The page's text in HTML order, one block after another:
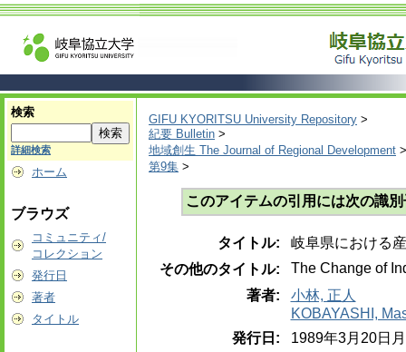
検索
詳細検索
ホーム
ブラウズ
コミュニティ/
コレクション
発行日
著者
タイトル
GIFU KYORITSU University Repository >
紀要 Bulletin >
地域創生 The Journal of Regional Development >
第9集 >
このアイテムの引用には次の識
タイトル:
岐阜県における
その他のタイトル:
The Change of
著者:
小林, 正人
KOBAYASHI,
発行日:
1989年3月20日